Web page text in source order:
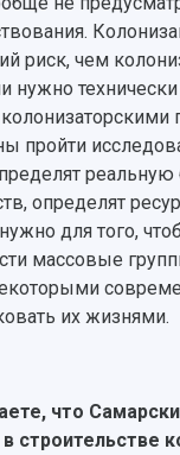
риск, чем
нужно технически
пройти
реальную
определят
для того,
массовые
их жизнями.
что
строительстве